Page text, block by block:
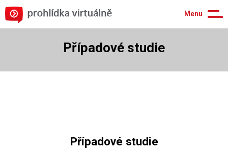
Menu
Případové studie
Případové studie